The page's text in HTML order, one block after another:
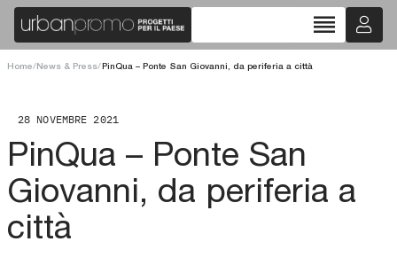
reorder
Home/News & Press/PinQua – Ponte San Giovanni, da periferia a città
28 NOVEMBRE 2021
PinQua – Ponte San
Giovanni, da periferia a
città